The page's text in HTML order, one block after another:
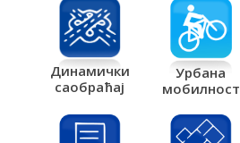
Динамички
саобраћај
Урбана
мобилност